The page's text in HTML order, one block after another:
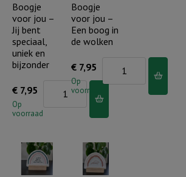
hand
ben
ik
veilig..
de
morgen
Boogje
voor jou –
Jij bent
speciaal,
uniek en
bijzonder
€ 7,95
Op
voorraad
Boogje
Jij
bent
Boogje
voor jou –
Een boog in
de wolken
€ 7,95
Op
voorraad
Boogje
voor
jou
boog
in